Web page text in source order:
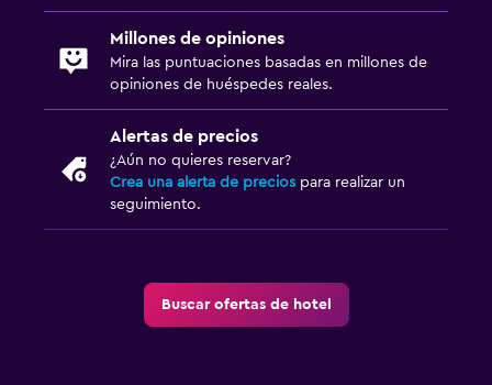
Millones de opiniones
Mira las puntuaciones basadas en millones de
opiniones de huéspedes reales.
Alertas de precios
¿Aún no quieres reservar?
Crea una alerta de precios para realizar un
seguimiento.
Buscar ofertas de hotel